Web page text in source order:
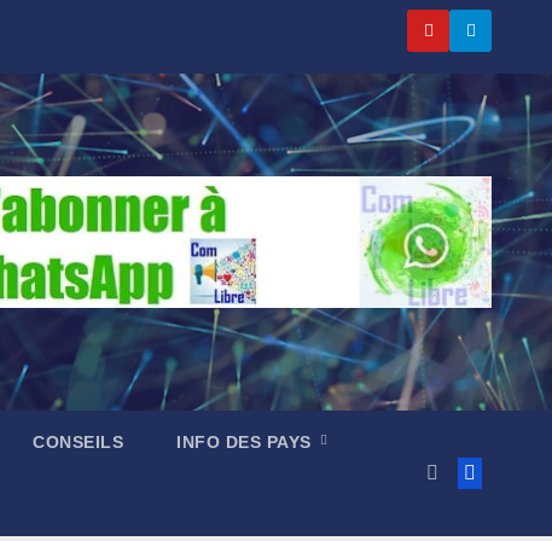
CONSEILS INFO DES PAYS